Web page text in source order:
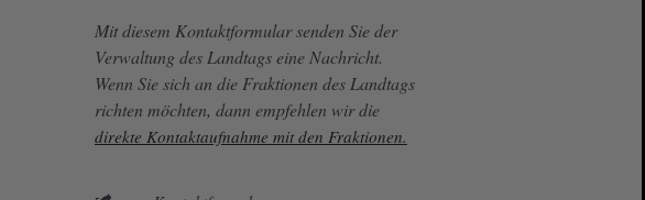
Mit diesem Kontaktformular senden Sie der
Verwaltung des Landtags eine Nachricht.
Wenn Sie sich an die Fraktionen des Landtags
richten möchten, dann empfehlen wir die
direkte Kontaktaufnahme mit den Fraktionen.